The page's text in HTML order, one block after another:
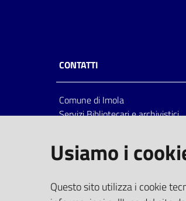
CONTATTI
Comune di Imola
Servizi Bibliotecari e archivistici
Italia
centralino: tel 0542.6026.36 fax
bim@comune.imola.bo.it
PEC
Usiamo i
Questo sito utilizza i cookie